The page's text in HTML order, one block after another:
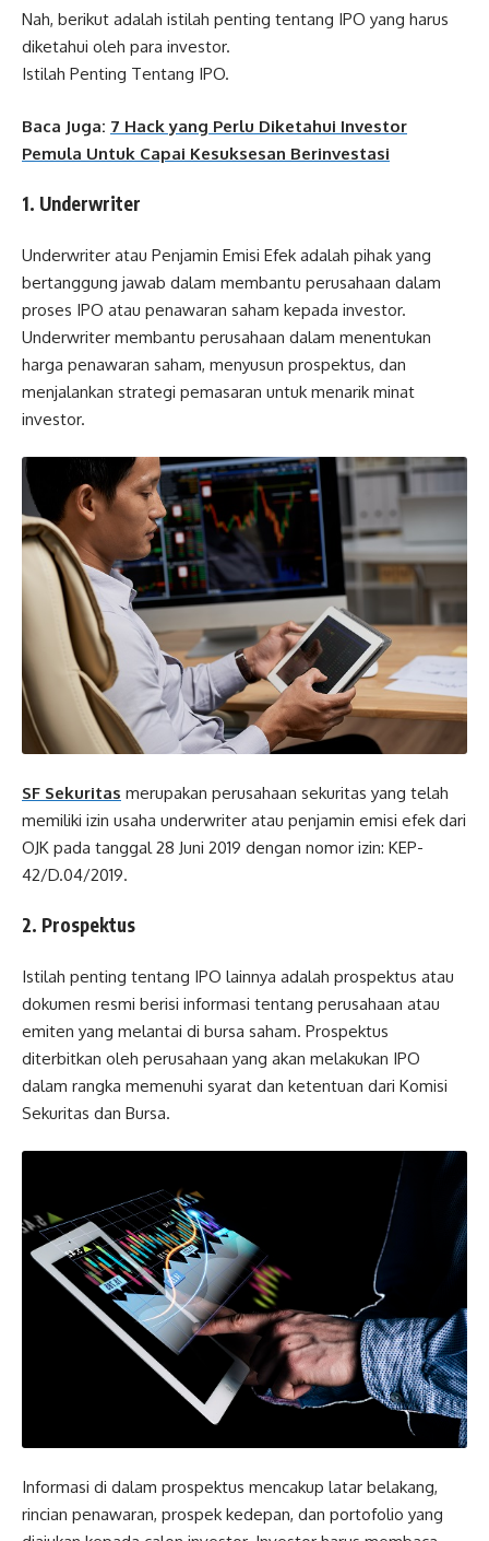
Nah, berikut adalah istilah penting tentang IPO yang harus
diketahui oleh para investor.
Istilah Penting Tentang IPO.
Baca Juga: 7 Hack yang Perlu Diketahui Investor
Pemula Untuk Capai Kesuksesan Berinvestasi
1. Underwriter
Underwriter atau Penjamin Emisi Efek adalah pihak yang
bertanggung jawab dalam membantu perusahaan dalam
proses IPO atau penawaran saham kepada investor.
Underwriter membantu perusahaan dalam menentukan
harga penawaran saham, menyusun prospektus, dan
menjalankan strategi pemasaran untuk menarik minat
investor.
SF Sekuritas merupakan perusahaan sekuritas yang telah
memiliki izin usaha underwriter atau penjamin emisi efek dari
OJK pada tanggal 28 Juni 2019 dengan nomor izin: KEP-
42/D.04/2019.
2. Prospektus
Istilah penting tentang IPO lainnya adalah prospektus atau
dokumen resmi berisi informasi tentang perusahaan atau
emiten yang melantai di bursa saham. Prospektus
diterbitkan oleh perusahaan yang akan melakukan IPO
dalam rangka memenuhi syarat dan ketentuan dari Komisi
Sekuritas dan Bursa.
Informasi di dalam prospektus mencakup latar belakang,
rincian penawaran, prospek kedepan, dan portofolio yang